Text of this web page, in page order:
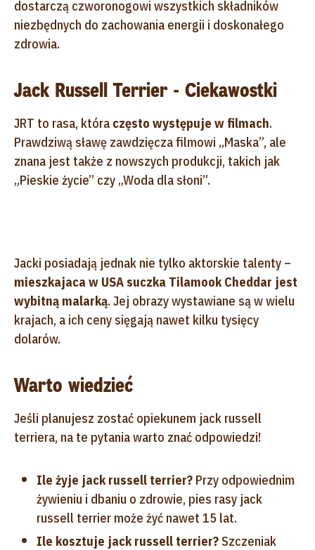
dostarczą czworonogowi wszystkich składników
niezbędnych do zachowania energii i doskonałego
zdrowia.
Jack Russell Terrier - Ciekawostki
JRT to rasa, która często występuje w filmach.
Prawdziwą sławę zawdzięcza filmowi „Maska”, ale
znana jest także z nowszych produkcji, takich jak
„Pieskie życie” czy „Woda dla słoni”.
Jacki posiadają jednak nie tylko aktorskie talenty –
mieszkajaca w USA suczka Tilamook Cheddar jest
wybitną malarką. Jej obrazy wystawiane są w wielu
krajach, a ich ceny sięgają nawet kilku tysięcy
dolarów.
Warto wiedzieć
Jeśli planujesz zostać opiekunem jack russell
terriera, na te pytania warto znać odpowiedzi!
Ile żyje jack russell terrier? Przy odpowiednim
żywieniu i dbaniu o zdrowie, pies rasy jack
russell terrier może żyć nawet 15 lat.
Ile kosztuje jack russell terrier? Szczeniak